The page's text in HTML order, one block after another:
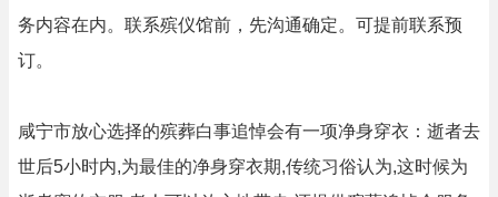
务内容在内。联系殡仪馆前，先沟通确定。可提前联系预
订。
咸宁市放心选择的殡葬白事追悼会有一项净身穿衣：逝者去
世后5小时内,为最佳的净身穿衣期,传统习俗认为,这时候为